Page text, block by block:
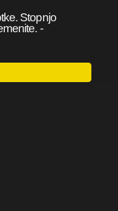
Stopnjo
-